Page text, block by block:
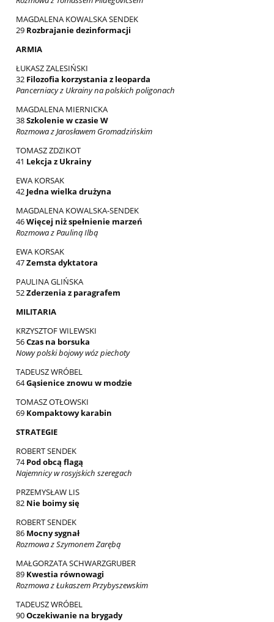
MAGDALENA KOWALSKA SENDEK
29 Rozbrajanie dezinformacji
ARMIA
ŁUKASZ ZALESIŃSKI
32 Filozofia korzystania z leoparda
Pancerniacy z Ukrainy na polskich poligonach
MAGDALENA MIERNICKA
38Szkolenie w czasie W
Rozmowa z Jarosławem Gromadzińskim
TOMASZ ZDZIKOT
41 Lekcja z Ukrainy
EWA KORSAK
42 Jedna wielka drużyna
MAGDALENA KOWALSKA-SENDEK
46Więcej niż spełnienie marzeń
Rozmowa z Pauliną Ilbą
EWA KORSAK
47Zemsta dyktatora
PAULINA GLIŃSKA
52Zderzenia z paragrafem
MILITARIA
KRZYSZTOF WILEWSKI
56Czas na borsuka
Nowy polski bojowy wóz piechoty
TADEUSZ WRÓBEL
64Gąsienice znowu w modzie
TOMASZ OTŁOWSKI
69 Kompaktowy karabin
STRATEGIE
ROBERT SENDEK
74Pod obcą flagą
Najemnicy w rosyjskich szeregach
PRZEMYSŁAW LIS
82 Nie boimy się
ROBERT SENDEK
86 Mocny sygnał
Rozmowa z Szymonem Zarębą
MAŁGORZATA SCHWARZGRUBER
89 Kwestia równowagi
Rozmowa z Łukaszem Przybyszewskim
TADEUSZ WRÓBEL
90Oczekiwanie na brygady